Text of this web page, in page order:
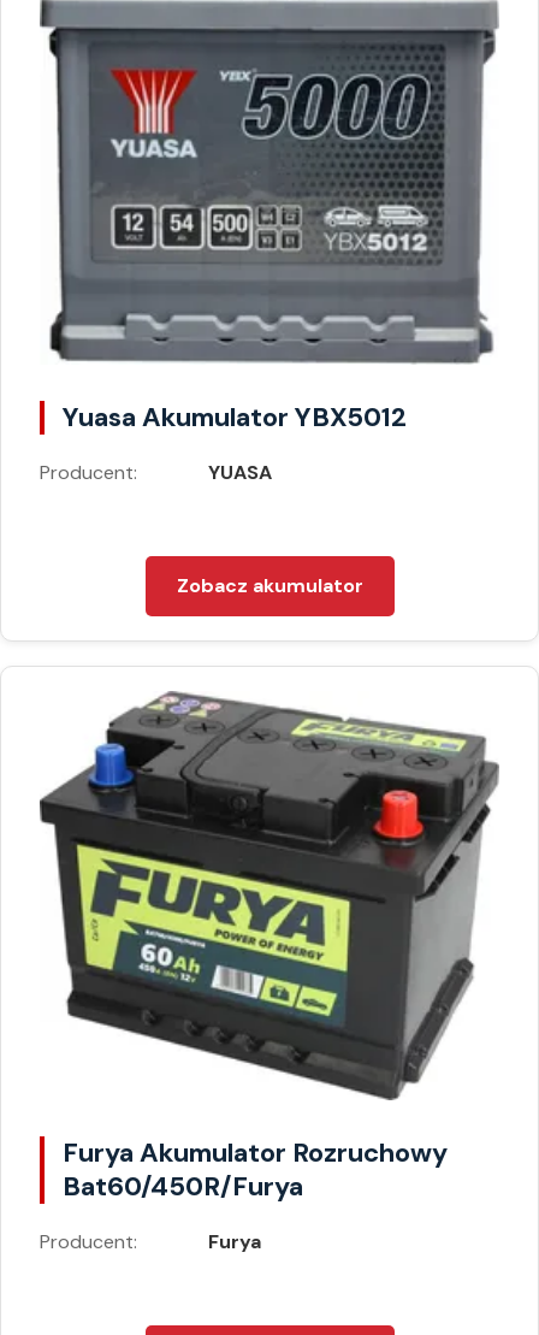
Yuasa Akumulator YBX5012
Producent: YUASA
Zobacz akumulator
Furya Akumulator Rozruchowy
Bat60/450R/Furya
Producent: Furya